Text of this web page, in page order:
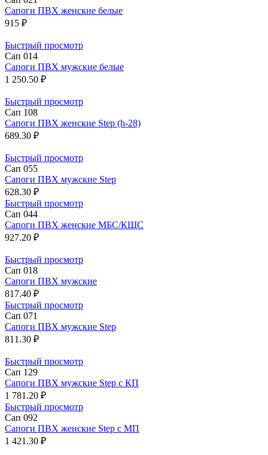
Сапоги ПВХ женские белые
915 ₽
Быстрый просмотр
Сап 014
Сапоги ПВХ мужские белые
1 250.50 ₽
Быстрый просмотр
Сап 108
Сапоги ПВХ женские Step (h-28)
689.30 ₽
Быстрый просмотр
Сап 055
Сапоги ПВХ мужские Step
628.30 ₽
Быстрый просмотр
Сап 044
Сапоги ПВХ женские МБС/КЩС
927.20 ₽
Быстрый просмотр
Сап 018
Сапоги ПВХ мужские
817.40 ₽
Быстрый просмотр
Сап 071
Сапоги ПВХ мужские Step
811.30 ₽
Быстрый просмотр
Сап 129
Сапоги ПВХ мужские Step с КП
1 781.20 ₽
Быстрый просмотр
Сап 092
Сапоги ПВХ женские Step с МП
1 421.30 ₽